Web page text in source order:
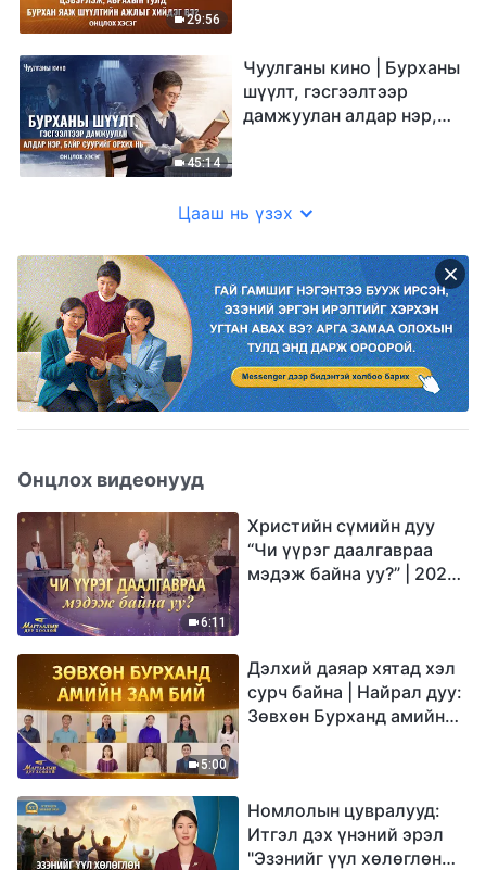
29:56
45:14
Чуулганы кино | Бурханы
шүүлт, гэсгээлтээр
дамжуулан алдар нэр,
Цааш нь үзэх
Онцлох видеонууд
6:11
Христийн сүмийн дуу
“Чи үүрэг даалгавраа
мэдэж байна уу?” | 2026
5:00
Дэлхий даяар хятад хэл
сурч байна | Найрал дуу:
Зөвхөн Бурханд амийн
Номлолын цувралууд:
Итгэл дэх үнэний эрэл
"Эзэнийг үүл хөлөглөн